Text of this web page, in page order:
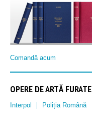
Comandă acum
OPERE DE ARTĂ FURATE
Interpol Poliția Română